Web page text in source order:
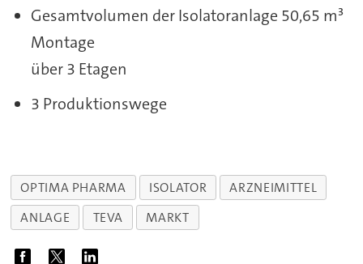
Gesamtvolumen der Isolatoranlage 50,65 m³
Montage
über 3 Etagen
3 Produktionswege
OPTIMA PHARMA ISOLATOR
ARZNEIMITTEL
ANLAGE
TEVA MARKT